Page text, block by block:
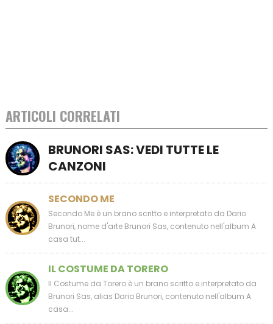
ARTICOLI CORRELATI
BRUNORI SAS: VEDI TUTTE LE
CANZONI
SECONDO ME
Secondo Me è un brano scritto e interpretato da Dario
Brunori, nome d'arte Brunori Sas, contenuto nell'album A
casa tut...
IL COSTUME DA TORERO
Il Costume da Torero è un brano scritto e interpretato da
Brunori Sas, alias Dario Brunori, contenuto nell'album A
casa...